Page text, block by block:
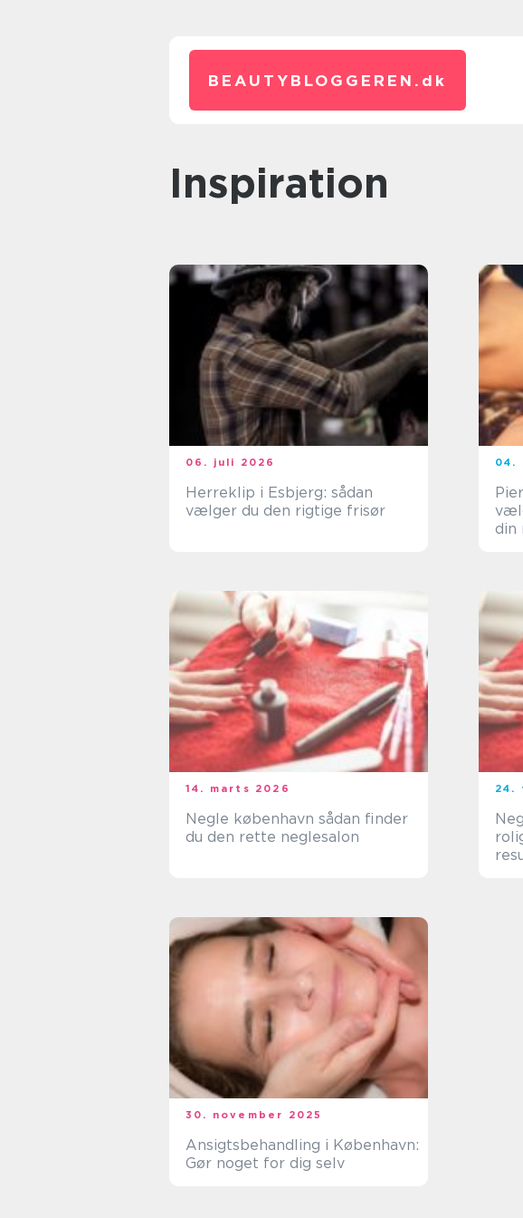
BEAUTYBLOGGEREN. dk
inspiration
06. juli 2026
Herreklip i Esbjerg: sådan
vælger du den rigtige frisør
04.
din
14. marts 2026
Negle københavn sådan finder
du den rette neglesalon
24.
Negle
30. november 2025
Ansigtsbehandling i København:
Gør noget for dig selv